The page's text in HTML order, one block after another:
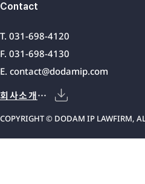
Contact
T. 031-698-4120
F. 031-698-4130
E. contact@dodamip.com
회사소개서
COPYRIGHT © DODAM IP LAWFIRM,